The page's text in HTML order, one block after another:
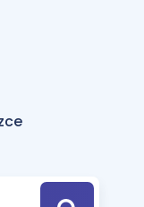
Hesaplama Aracı
için Öneriler
Tek Takvimde